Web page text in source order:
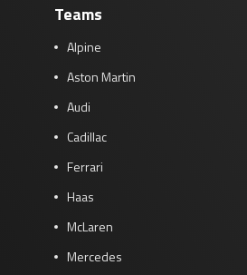
Teams
Alpine
Aston Martin
Audi
Cadillac
Ferrari
Haas
McLaren
Mercedes